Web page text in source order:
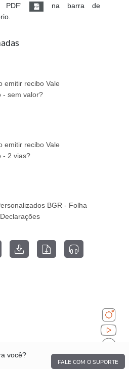
PDF'
na barra de
emitir recibo Vale
- sem valor?
emitir recibo Vale
- 2 vias?
BGR - Folha
você?
FALE COM O SUPORTE